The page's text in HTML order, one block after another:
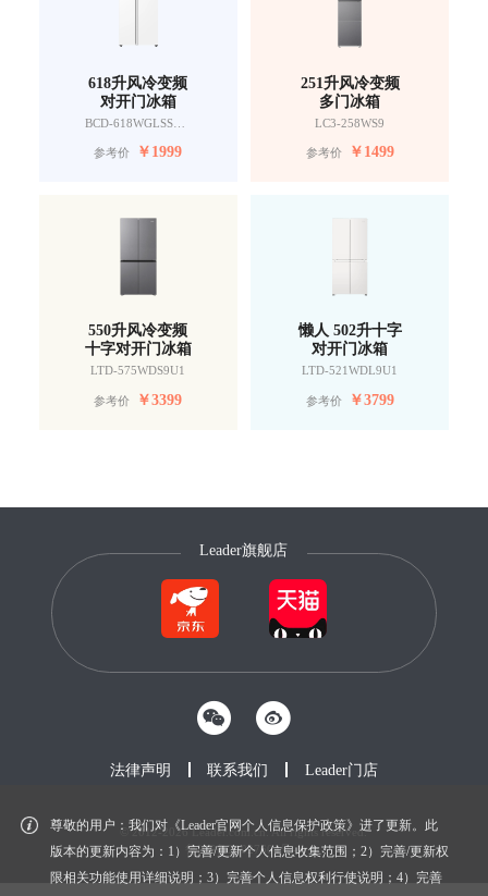
618升风冷变频
对开门冰箱
BCD-618WGLSSEDW9
参考价 ￥1999
251升风冷变频
多门冰箱
LC3-258WS9
参考价 ￥1499
550升风冷变频
十字对开门冰箱
LTD-575WDS9U1
参考价 ￥3399
懒人 502升十字
对开门冰箱
LTD-521WDL9U1
参考价 ￥3799
尊敬的用户：我们对《Leader官网个人信息保护政策》进了更新。此
版本的更新内容为：1）完善/更新个人信息收集范围；2）完善/更新权
限相关功能使用详细说明；3）完善个人信息权利行使说明；4）完善
Leader旗舰店
法律声明 联系我们 Leader门店
© 2012-2026 Leader.com.cn. All rights reserved.
鲁ICP备20027604号-1